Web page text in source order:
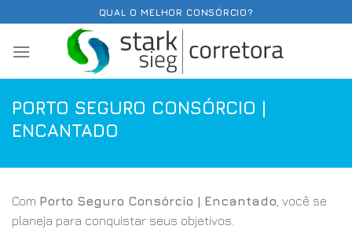
content
QUAL O MELHOR CONSÓRCIO?
PORTO SEGURO CONSÓRCIO |
ENCANTADO
Com Porto Seguro Consórcio | Encantado , você se
planeja para conquistar seus objetivos.